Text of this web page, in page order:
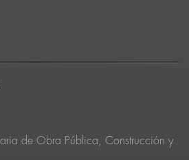
de Obra Pública, Construcción y